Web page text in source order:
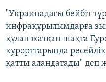
"Украинадағы бейбіт
инфрақұрылымдарға
құлап жатқан шақта
курорттарында
қатты алаңдатады" деп